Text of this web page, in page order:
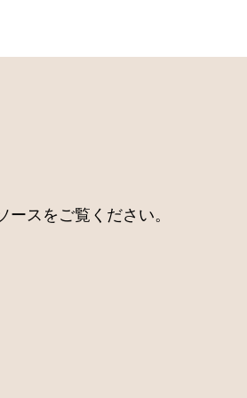
スをご覧ください。